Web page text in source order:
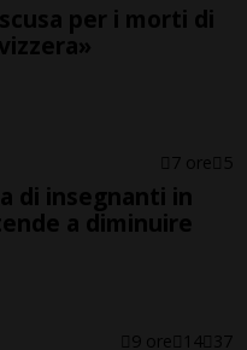
per i morti di
7 ore 5
di insegnanti in
a diminuire
9 ore 14 37